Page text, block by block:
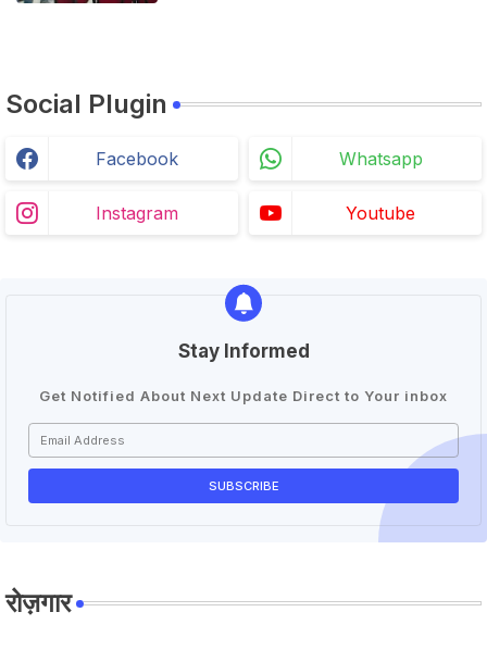
Social Plugin
Facebook Whatsapp
Instagram Youtube
Stay Informed
Get Notified About Next Update Direct to Your inbox
रोज़गार